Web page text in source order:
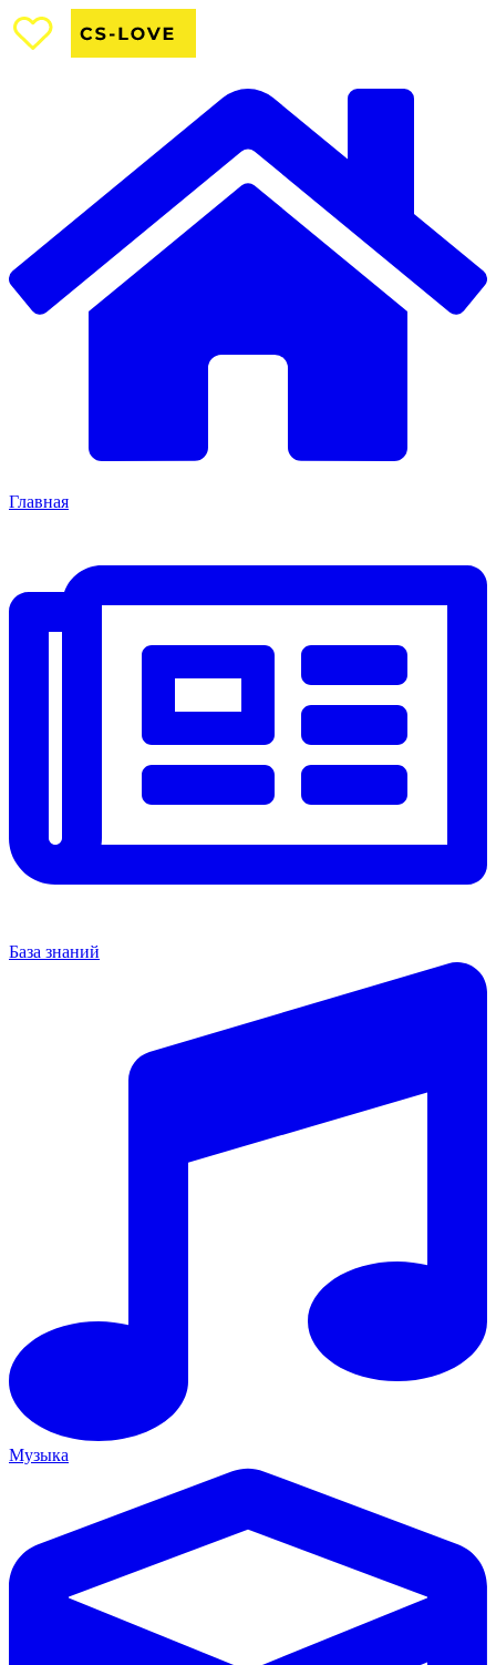
Главная
База знаний
Музыка